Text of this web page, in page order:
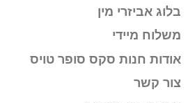
בלוג אביזרי מין
משלוח מיידי
אודות חנות סקס סופר טויס
צור קשר